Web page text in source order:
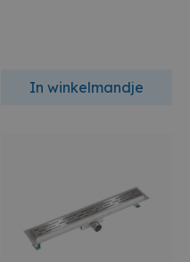
In winkelmandje